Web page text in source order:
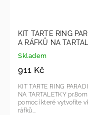
KIT TARTE RING
A RÁFKŮ NA
Skladem
911 Kč
KIT TARTE RING
NA TARTALETKY pr.80mm Sada obsahuje silikonovou
pomocí které vytvoříte
ráfků...